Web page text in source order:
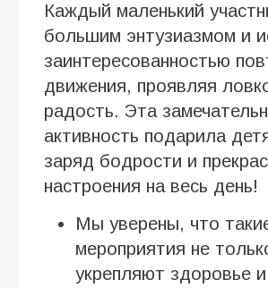
Каждый маленький
большим энтузиазмом и
заинтересованностью
движения, проявляя
радость. Эта
активность подарила
заряд бодрости и
настроения на весь день!
Мы уверены, что
мероприятия не
укрепляют здоровье и